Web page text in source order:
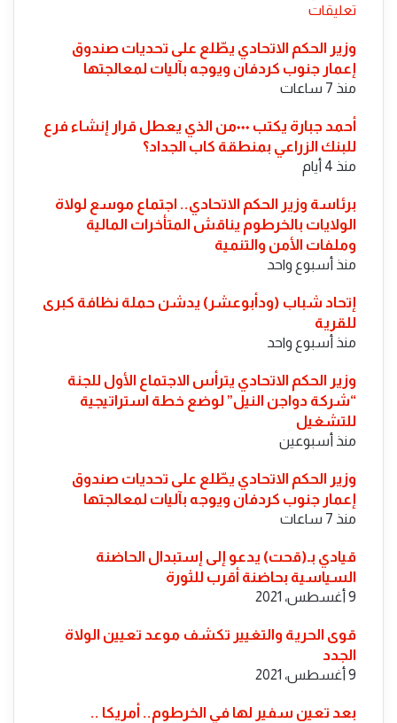
تعليقات
​وزير الحكم الاتحادي يطّلع على تحديات صندوق
إعمار جنوب كردفان ويوجه بآليات لمعالجتها
منذ 7 ساعات
أحمد جبارة يكتب ٠٠٠من الذي يعطل قرار إنشاء فرع
للبنك الزراعي بمنطقة كاب الجداد؟
منذ 4 أيام
​برئاسة وزير الحكم الاتحادي.. اجتماع موسع لولاة
الولايات بالخرطوم يناقش المتأخرات المالية
وملفات الأمن والتنمية
منذ أسبوع واحد
إتحاد شباب (ودأبوعشر) يدشن حملة نظافة كبرى
للقرية
منذ أسبوع واحد
وزير الحكم الاتحادي يترأس الاجتماع الأول للجنة
“شركة دواجن النيل” لوضع خطة استراتيجية
للتشغيل
منذ أسبوعين
​وزير الحكم الاتحادي يطّلع على تحديات صندوق
إعمار جنوب كردفان ويوجه بآليات لمعالجتها
منذ 7 ساعات
قيادي بـ(قحت) يدعو إلى إستبدال الحاضنة
السياسية بحاضنة أقرب للثورة
9 أغسطس، 2021
قوى الحرية والتغيير تكشف موعد تعيين الولاة
الجدد
9 أغسطس، 2021
بعد تعين سفير لها في الخرطوم.. أمريكا ..